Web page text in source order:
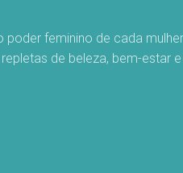
feminino de cada
de beleza, bem-estar